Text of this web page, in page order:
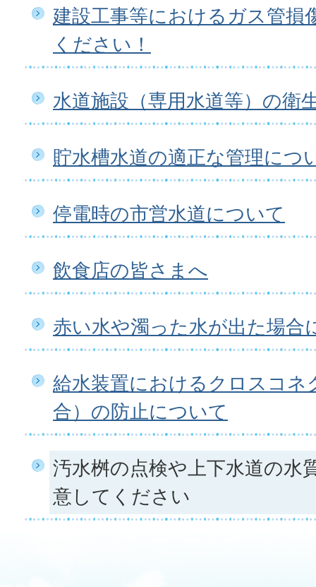
建設工事等におけるガス管損
ください！
水道施設（専用水道等）の衛
貯水槽水道の適正な管理につ
停電時の市営水道について
飲食店の皆さまへ
赤い水や濁った水が出た場合
給水装置におけるクロスコネ
合）の防止について
汚水桝の点検や上下水道の水
意してください